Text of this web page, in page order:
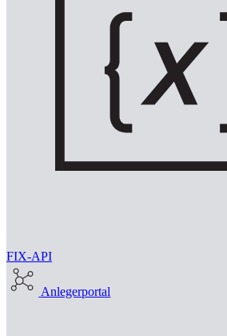
FIX-API
Anlegerportal